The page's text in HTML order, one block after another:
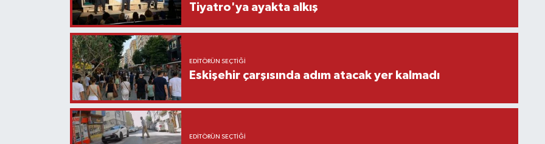
Tiyatro'ya ayakta alkış
EDITÖRÜN SEÇTIĞI
Eskişehir çarşısında adım atacak yer kalmadı
EDITÖRÜN SEÇTIĞI